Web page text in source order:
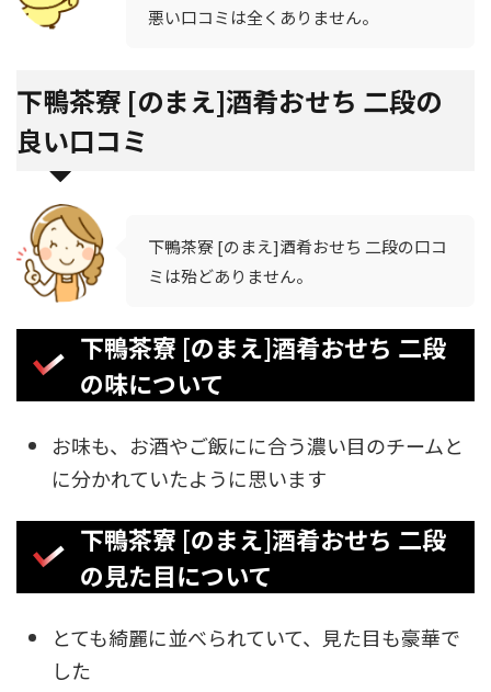
悪い口コミは全くありません。
下鴨茶寮 [のまえ]酒肴おせち 二段の
良い口コミ
下鴨茶寮 [のまえ]酒肴おせち 二段の口コ
ミは殆どありません。
下鴨茶寮 [のまえ]酒肴おせち 二段
の味について
お味も、お酒やご飯にに合う濃い目のチームと
に分かれていたように思います
下鴨茶寮 [のまえ]酒肴おせち 二段
の見た目について
とても綺麗に並べられていて、見た目も豪華で
した